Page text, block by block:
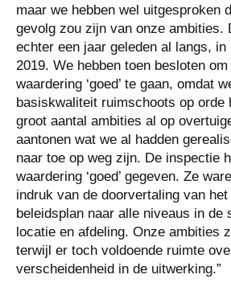
maar we hebben wel uitgesproken
gevolg zou zijn van onze ambities.
echter een jaar geleden al langs,
2019. We hebben toen besloten
waardering ‘goed’ te gaan, omdat
basiskwaliteit ruimschoots op orde
groot aantal ambities al op
aantonen wat we al hadden
naar toe op weg zijn. De inspectie
waardering ‘goed’ gegeven. Ze
indruk van de doorvertaling van
beleidsplan naar alle niveaus in de
locatie en afdeling. Onze ambities
terwijl er toch voldoende ruimte
verscheidenheid in de uitwerking.”